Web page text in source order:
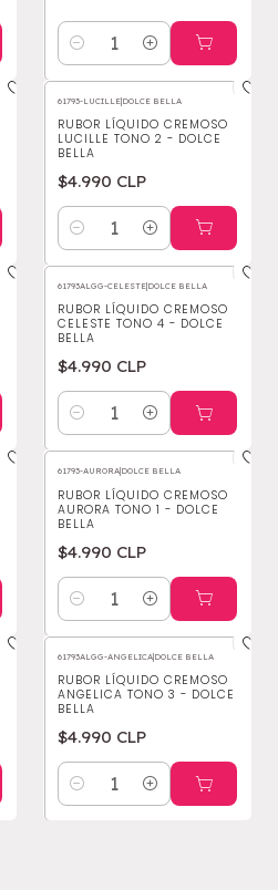
Cantidad
61793-LUCILLE|DOLCE BELLA
RUBOR LÍQUIDO CREMOSO
LUCILLE TONO 2 - DOLCE
BELLA
$4.990 CLP
Cantidad
61793ALGG-CELESTE|DOLCE BELLA
RUBOR LÍQUIDO CREMOSO
CELESTE TONO 4 - DOLCE
BELLA
$4.990 CLP
Cantidad
61793-AURORA|DOLCE BELLA
RUBOR LÍQUIDO CREMOSO
AURORA TONO 1 - DOLCE
BELLA
$4.990 CLP
Cantidad
61793ALGG-ANGELICA|DOLCE BELLA
RUBOR LÍQUIDO CREMOSO
ANGELICA TONO 3 - DOLCE
BELLA
$4.990 CLP
Cantidad